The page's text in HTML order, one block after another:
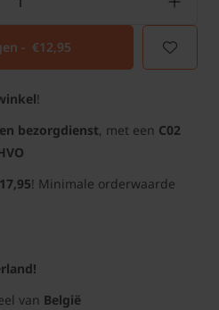
- €12,95
!
bezorgdienst, met een C02
! Minimale orderwaarde
van België